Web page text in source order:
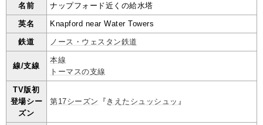
名前 ナップフォード近くの給水塔
英名 Knapford near Water Towers
鉄道 ノース・ウェスタン鉄道
線/支線
本線
トーマスの支線
TV版初
登場シー
ズン
第17シーズン 『 きえたシュッシュッ 』